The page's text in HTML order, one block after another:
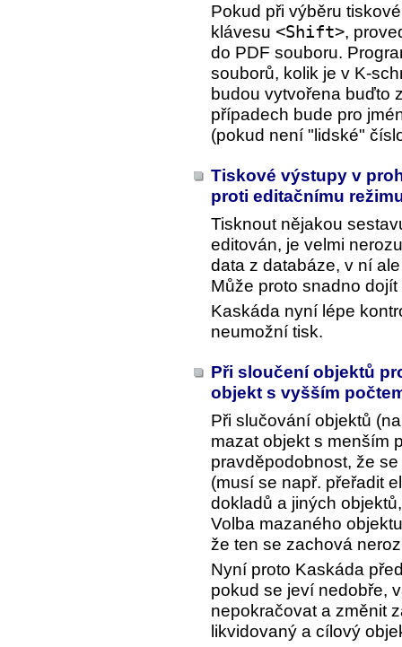
Pokud při výběru
klávesu <Shift>,
do PDF souboru.
souborů, kolik je v K-
budou vytvořena buďto
případech bude pro
(pokud není "lidské"
Tiskové výstupy v
proti editačnímu
Tisknout nějakou
editován, je velmi
data z databáze, v ní
Může proto snadno
Kaskáda nyní lépe
neumožní tisk.
Při sloučení objektů
objekt s vyšším
Při slučování objektů
mazat objekt s menším
pravděpodobnost, že
(musí se např. přeřadit
dokladů a jiných
Volba mazaného
že ten se zachová
Nyní proto Kaskáda
pokud se jeví nedobře,
nepokračovat a změnit
likvidovaný a cílový